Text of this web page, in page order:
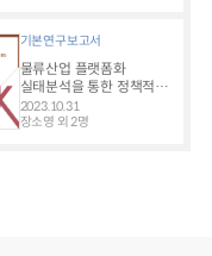
기본연구보고서
물류산업 플랫폼화
실태분석을 통한 정책적
대응방안 마련
2023.10.31
장소영 외 2명